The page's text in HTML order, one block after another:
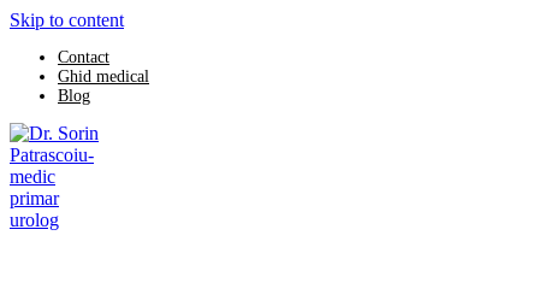
Skip to content
Contact
Ghid medical
Blog